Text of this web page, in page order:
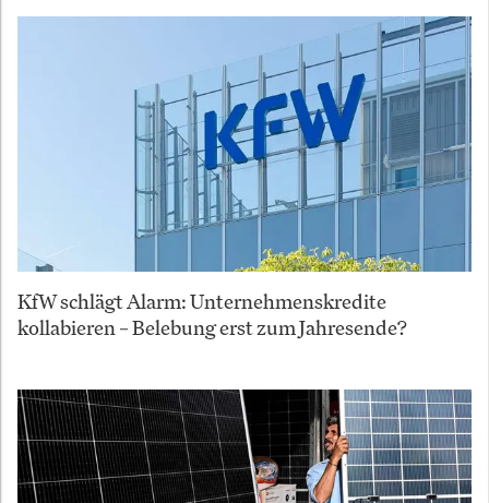
KfW schlägt Alarm: Unternehmenskredite
kollabieren – Belebung erst zum Jahresende?